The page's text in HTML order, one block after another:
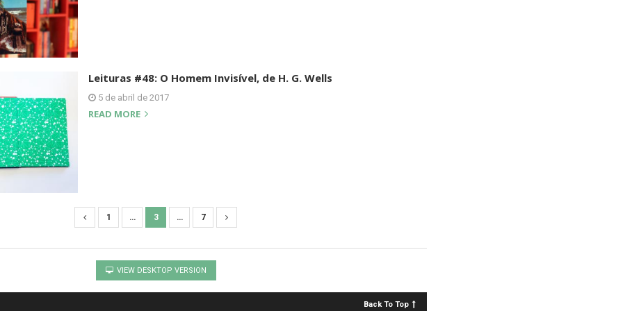
Leituras #48: O Homem Invisível, de H. G. Wells
5 de abril de 2017
READ MORE
1 … 3 … 7
VIEW DESKTOP VERSION
Back To Top